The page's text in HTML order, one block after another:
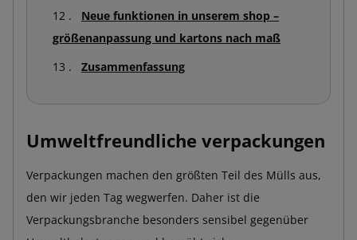
Neue funktionen in unserem shop –
größenanpassung und kartons nach maß
Zusammenfassung
Umweltfreundliche verpackungen
Verpackungen machen den größten Teil des Mülls aus,
den wir jeden Tag wegwerfen. Daher ist die
Verpackungsbranche besonders sensibel gegenüber